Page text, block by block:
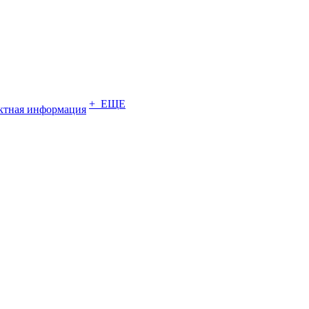
информация + ЕЩЕ